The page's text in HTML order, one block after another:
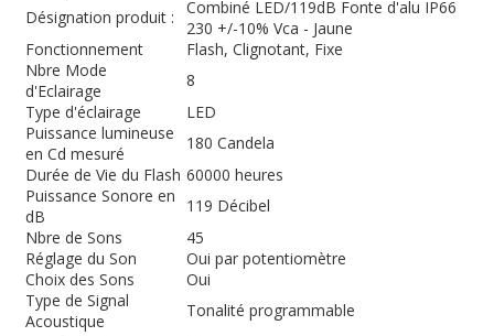
Désignation produit :
Combiné LED/119dB Fonte d'alu IP66
230 +/-10% Vca - Jaune
Fonctionnement
Flash, Clignotant, Fixe
Nbre Mode
d'Eclairage
8
Type d'éclairage
LED
Puissance lumineuse
en Cd mesuré
180 Candela
Durée de Vie du Flash 60000 heures
Puissance Sonore en
dB
119 Décibel
Nbre de Sons
45
Réglage du Son
Oui par potentiomètre
Choix des Sons
Oui
Type de Signal
Acoustique
Tonalité programmable